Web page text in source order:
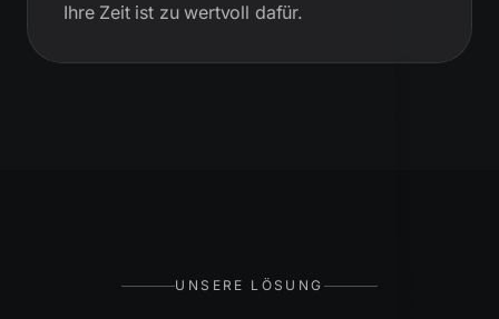
Ihre Zeit ist zu wertvoll dafür.
UNSERE LÖSUNG